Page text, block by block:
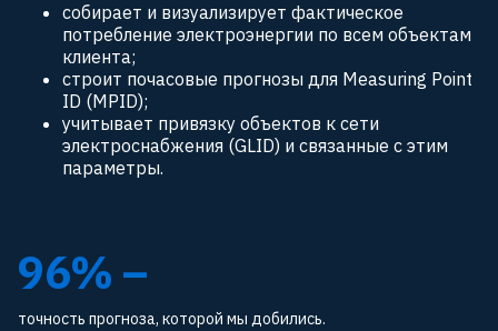
собирает и визуализирует фактическое
потребление электроэнергии по всем объектам
клиента;
строит почасовые прогнозы для Measuring Point
ID (MPID);
учитывает привязку объектов к сети
электроснабжения (GLID) и связанные с этим
параметры.
96% –
точность прогноза, которой мы добились.